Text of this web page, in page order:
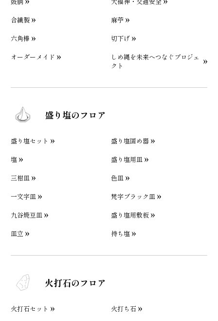
合繊製
麻苧
六角棒
切下げ
オーダーメイド
しめ縄を未来へつなぐプロジェ
クト
盛り塩のフロア
盛り塩セット
盛り塩固め器
塩
盛り塩用皿
三柑皿
色皿
一文字皿
梵字ブラック皿
九谷焼豆皿
盛り塩用敷板
皿立
持ち塩
火打石のフロア
火打石セット
火打ち石